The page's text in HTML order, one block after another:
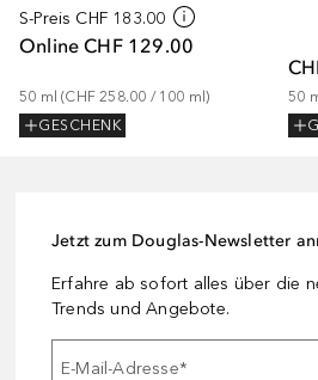
S-Preis CHF 183.00
Online CHF 129.00
50 ml (CHF 258.00 / 100 ml)
GESCHENK
50
Jetzt zum Douglas-Newsletter
Erfahre ab sofort alles über die
Trends und Angebote.
E-Mail-Adresse*